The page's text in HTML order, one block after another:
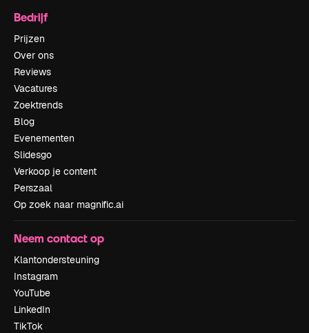
Bedrijf
Prijzen
Over ons
Reviews
Vacatures
Zoektrends
Blog
Evenementen
Slidesgo
Verkoop je content
Perszaal
Op zoek naar magnific.ai
Neem contact op
Klantondersteuning
Instagram
YouTube
LinkedIn
TikTok